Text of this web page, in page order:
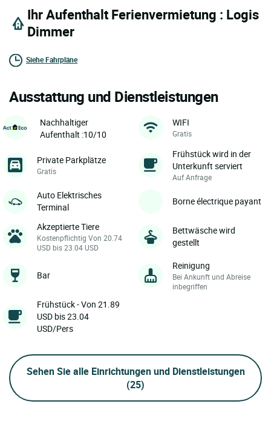
Ihr Aufenthalt Ferienvermietung : Logis
Dimmer
Siehe Fahrpläne
Ausstattung und Dienstleistungen
Nachhaltiger
Aufenthalt :10/10
WIFI
Gratis
Private Parkplätze
Gratis
Frühstück wird in der
Unterkunft serviert
Auf Anfrage
Auto Elektrisches
Terminal
Borne électrique payant
Akzeptierte Tiere
Kostenpflichtig Von 20.74
USD bis 23.04 USD
Bettwäsche wird
gestellt
Bar
Reinigung
Bei Ankunft und Abreise
inbegriffen
Frühstück - Von 21.89
USD bis 23.04
USD/Pers
Sehen Sie alle Einrichtungen und Dienstleistungen
(25)